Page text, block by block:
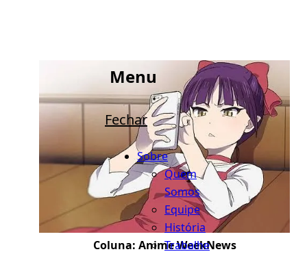
Menu
Fechar
Sobre
Quem
Somos
Equipe
História
Trabalhe
Coluna: Anime WeekNews